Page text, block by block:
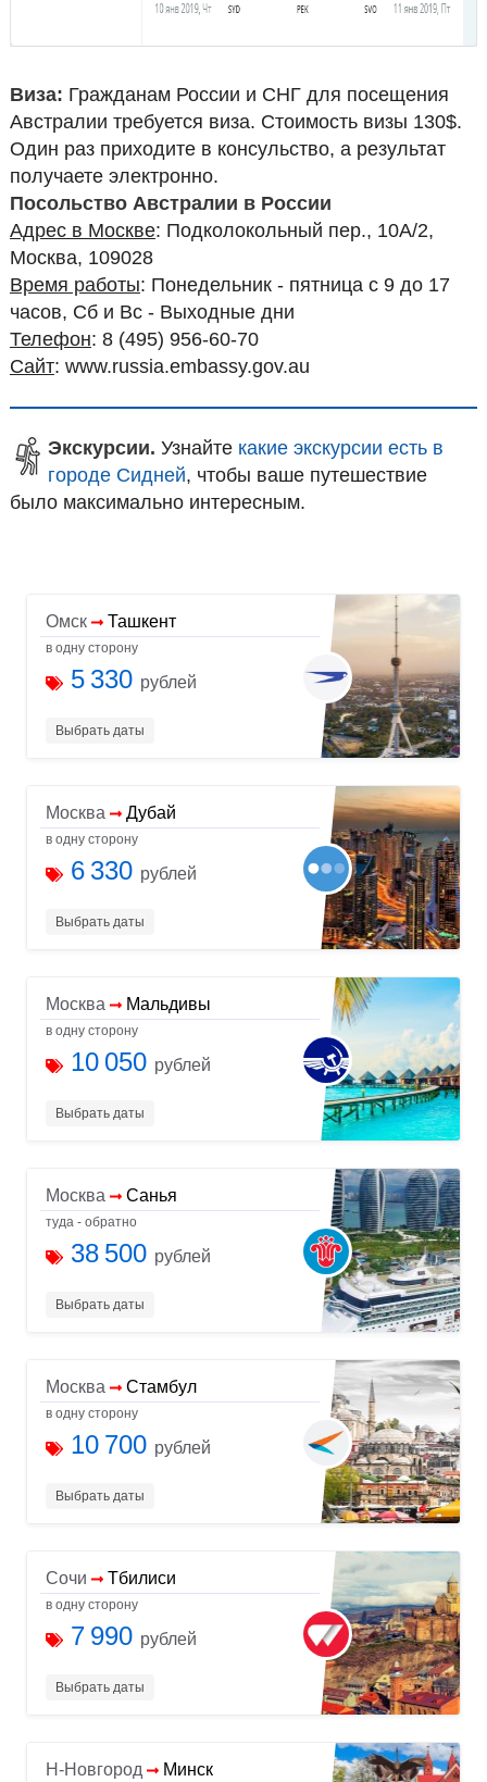
Виза: Гражданам России и СНГ для посещения
Австралии требуется виза. Стоимость визы 130$.
Один раз приходите в консульство, а результат
получаете электронно.
Посольство Австралии в России
Адрес в Москве: Подколокольный пер., 10А/2,
Москва, 109028
Время работы: Понедельник - пятница с 9 до 17
часов, Сб и Вс - Выходные дни
Телефон: 8 (495) 956-60-70
Сайт: www.russia.embassy.gov.au
Экскурсии. Узнайте какие экскурсии есть в
городе Сидней, чтобы ваше путешествие
было максимально интересным.
Омск Ташкент
в одну сторону
5 330 рублей
Выбрать даты
Москва Дубай
в одну сторону
6 330 рублей
Выбрать даты
Москва Мальдивы
в одну сторону
10 050 рублей
Выбрать даты
Москва Санья
туда - обратно
38 500 рублей
Выбрать даты
Москва Стамбул
в одну сторону
10 700 рублей
Выбрать даты
Сочи Тбилиси
в одну сторону
7 990 рублей
Выбрать даты
Н-Новгород Минск